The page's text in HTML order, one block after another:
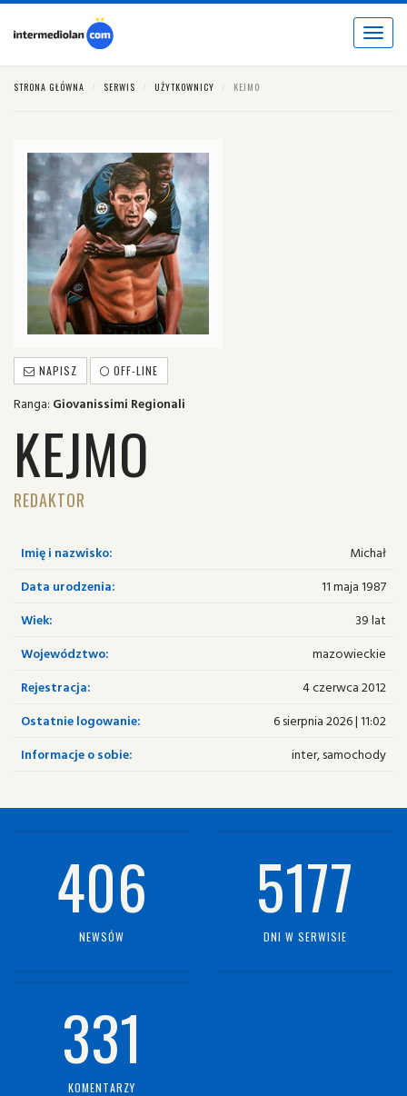
Toggle
STRONA GŁÓWNA SERWIS UŻYTKOWNICY KEJMO
NAPISZ OFF-LINE
Ranga: Giovanissimi Regionali
KEJMO
REDAKTOR
Imię i nazwisko:
Michał
Data urodzenia:
11 maja 1987
Wiek:
39 lat
Województwo:
mazowieckie
Rejestracja:
4 czerwca 2012
Ostatnie logowanie:
6 sierpnia 2026 | 11:02
Informacje o sobie:
inter, samochody
406
NEWSÓW
5177
DNI W SERWISIE
331
KOMENTARZY